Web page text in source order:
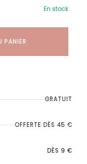
En stock
PANIER
GRATUIT
OFFERTE DÈS 45 €
DÈS 9 €